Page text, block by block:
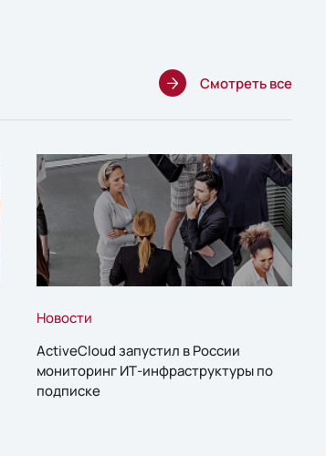
Смотреть все
Новости
ActiveCloud запустил в России
мониторинг ИТ-инфраструктуры по
подписке